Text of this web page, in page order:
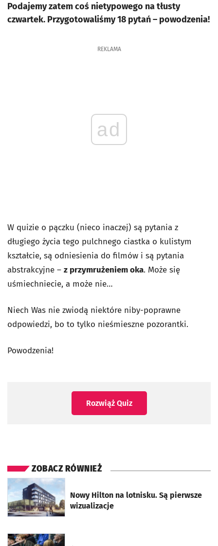
Podajemy zatem coś nietypowego na tłusty
czwartek. Przygotowaliśmy 18 pytań – powodzenia!
REKLAMA
ad
W quizie o pączku (nieco inaczej) są pytania z
długiego życia tego pulchnego ciastka o kulistym
kształcie, są odniesienia do filmów i są pytania
abstrakcyjne – z przymrużeniem oka. Może się
uśmiechniecie, a może nie…
Niech Was nie zwiodą niektóre niby-poprawne
odpowiedzi, bo to tylko nieśmieszne pozorantki.
Powodzenia!
Rozwiąż Quiz
ZOBACZ RÓWNIEŻ
Nowy Hilton na lotnisku. Są pierwsze
wizualizacje
otworzy się w nowej karcie
otworzy się w nowej karcie